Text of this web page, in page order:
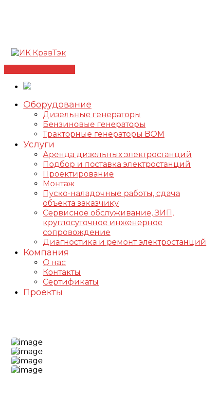
Оборудование
Дизельные генераторы
Бензиновые генераторы
Тракторные генераторы BOM
Услуги
Аренда дизельных электростанций
Подбор и поставка электростанций
Проектирование
Монтаж
Пуско-наладочные работы, сдача
объекта заказчику
Сервисное обслуживание, ЗИП,
круглосуточное инженерное
сопровождение
Диагностика и ремонт электростанций
Компания
О нас
Контакты
Сертификаты
Проекты